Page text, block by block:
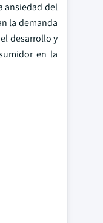
ansiedad del
la demanda
desarrollo y
en la